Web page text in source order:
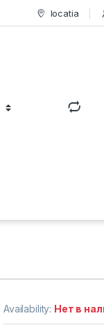
locatia
Availability: Нет в